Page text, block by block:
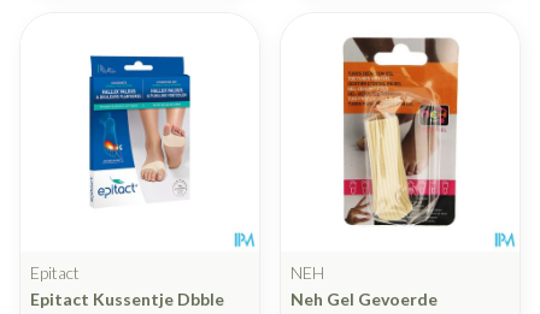
Epitact
Epitact Kussentje Dbble
NEH
Neh Gel Gevoerde